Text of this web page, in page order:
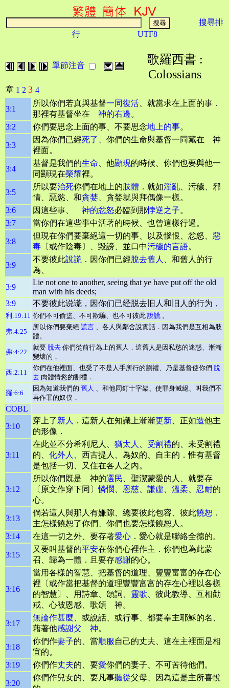
搜尋排
行
UTF8
單節注音
歌羅西書 :
Colossians
章 1 2 3 4
3:1
所以你們若真與基督一同復活 、就當求在上面的事．
那裡有基督坐在 神的右邊。
3:2
你們要思念上面的事、不要思念地上的事。
3:3
因為你們已經死了
、你們的生命與基督一同藏在 神
裡面。
3:4
基督是我們的生命 、他顯現的時候、你們也要與他一
同顯現在榮耀裡。
3:5
所以要治死你們在地上的肢體 ．就如淫亂 、污穢、邪
情、惡慾、和貪婪 、貪婪就與拜偶像一樣。
3:6
因這些事、 神的忿怒必臨到那悖逆之子。
3:7
當你們在這些事中活著的時候、也曾這樣行過。
3:8
但現在你們要棄絕這一切的事、以及惱恨、忿怒、 惡
毒 〔或作陰毒〕、毀謗、並口中污穢的言語。
3:9
不要彼此說謊 ．因你們已經脫去舊人
、和舊人的行
為、
3:9
Lie not one to another, seeing that ye have put off the old
man with his deeds;
3:9
不要彼此说谎，因你们已经脱去旧人和旧人的行为，
利:19:11 你們不可偷盜、不可欺騙、也不可彼此 說謊 。
弗:4:25
所以你們要棄絕 謊言 、各人與鄰舍說實話．因為我們是互相為肢
體。
弗:4:22
就要 脫去 你們從前行為上的舊人．這舊人是因私慾的迷惑、漸漸
變壞的．
西:2:11
你們在他裡面、也受了不是人手所行的割禮、乃是基督使你們 脫
去 肉體情慾的割禮．
羅:6:6
因為知道我們的 舊人 、和他同釘十字架、使罪身滅絕、叫我們不
再作罪的奴僕．
COBL
3:10
穿上了新人 ．這新人在知識上漸漸更新 、正如造他主
的形像．
3:11
在此並不分希利尼人、 猶太人 受割禮的、未受割禮
的、 化外人
、西古提人、為奴的、自主的．惟有基督
是包括一切、又住在各人之內。
3:12
所以你們既是 神的選民 、聖潔蒙愛的人、就要存
〔原文作穿下同〕憐憫 恩慈 謙虛 溫柔 忍耐的
心。
3:13
倘若這人與那人有嫌隙、總要彼此包容、彼此饒恕 ．
主怎樣饒恕了你們、你們也要怎樣饒恕人。
3:14
在這一切之外、要存著愛心 ．愛心就是聯絡全德的。
3:15
又要叫基督的平安在你們心裡作主．你們也為此蒙
召、歸為一體．且要存感謝的心。
3:16
當用各樣的智慧、把基督的道理、豐豐富富的存在心
裡〔或作當把基督的道理豐豐富富的存在心裡以各樣
的智慧〕、用詩章、頌詞、 靈歌 、彼此教導、互相勸
戒、心被恩感、歌頌 神。
3:17
無論作甚麼 、或說話、或行事、都要奉主耶穌的名、
藉著他感謝父 神。
3:18
你們作妻子的、當順服 自己的丈夫、這在主裡面是相
宜的。
3:19
你們作丈夫的、要愛你們的妻子、不可苦待他們。
3:20
你們作兒女的、要凡事聽從父母、因為這是主所喜悅